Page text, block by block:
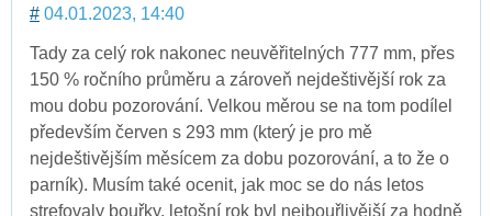
# 04.01.2023, 14:40
Tady za celý rok nakonec neuvěřitelných 777 mm, přes
150 % ročního průměru a zároveň nejdeštivější rok za
mou dobu pozorování. Velkou měrou se na tom podílel
především červen s 293 mm (který je pro mě
nejdeštivějším měsícem za dobu pozorování, a to že o
parník). Musím také ocenit, jak moc se do nás letos
strefovaly bouřky, letošní rok byl nejbouřlivější za hodně